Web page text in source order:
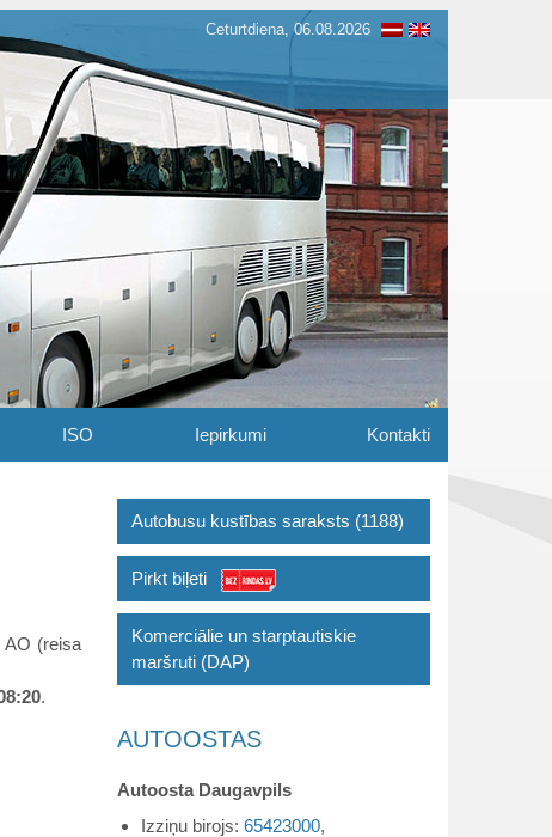
Ceturtdiena, 06.08.2026
ISO Iepirkumi Kontakti
AO (reisa
.
Autobusu kustības saraksts (1188)
Pirkt biļeti
Komerciālie un starptautiskie
maršruti (DAP)
AUTOOSTAS
Autoosta Daugavpils
Izziņu birojs: 65423000,